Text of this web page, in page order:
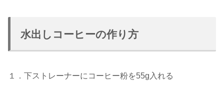
水出しコーヒーの作り方
１．下ストレーナーにコーヒー粉を55g入れる